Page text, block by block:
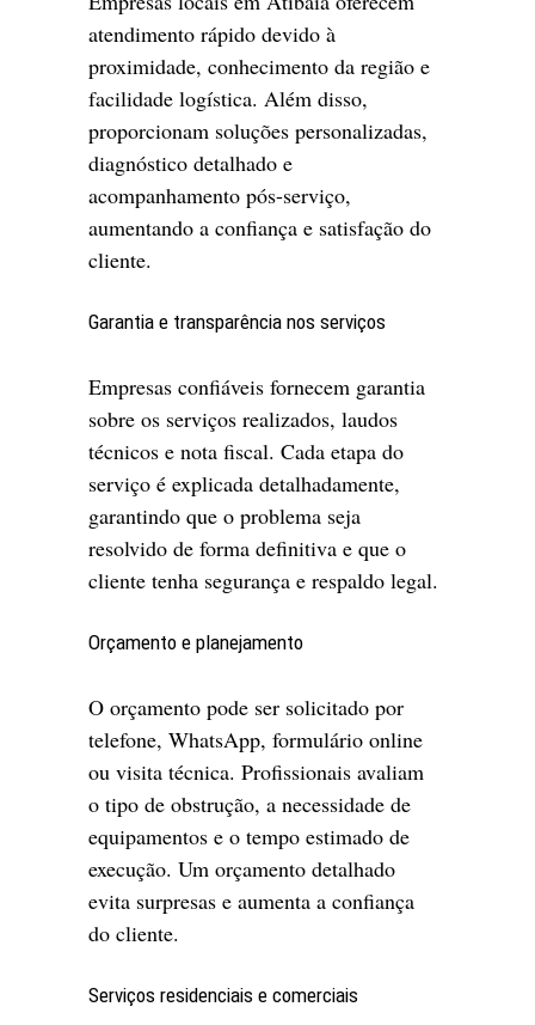
atendimento rápido devido à
proximidade, conhecimento da região e
facilidade logística. Além disso,
proporcionam soluções personalizadas,
diagnóstico detalhado e
acompanhamento pós-serviço,
aumentando a confiança e satisfação do
cliente.
Garantia e transparência nos serviços
Empresas confiáveis fornecem garantia
sobre os serviços realizados, laudos
técnicos e nota fiscal. Cada etapa do
serviço é explicada detalhadamente,
garantindo que o problema seja
resolvido de forma definitiva e que o
cliente tenha segurança e respaldo legal.
Orçamento e planejamento
O orçamento pode ser solicitado por
telefone, WhatsApp, formulário online
ou visita técnica. Profissionais avaliam
o tipo de obstrução, a necessidade de
equipamentos e o tempo estimado de
execução. Um orçamento detalhado
evita surpresas e aumenta a confiança
do cliente.
Serviços residenciais e comerciais